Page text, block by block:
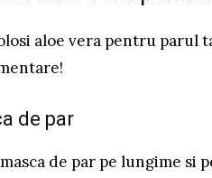
aloe vera pentru parul
de par
de par pe lungime si